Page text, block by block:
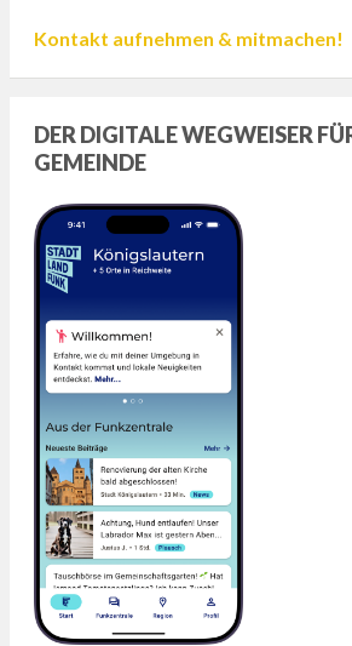
Kontakt aufnehmen & mitmachen!
DER DIGITALE WEGWEISER
GEMEINDE